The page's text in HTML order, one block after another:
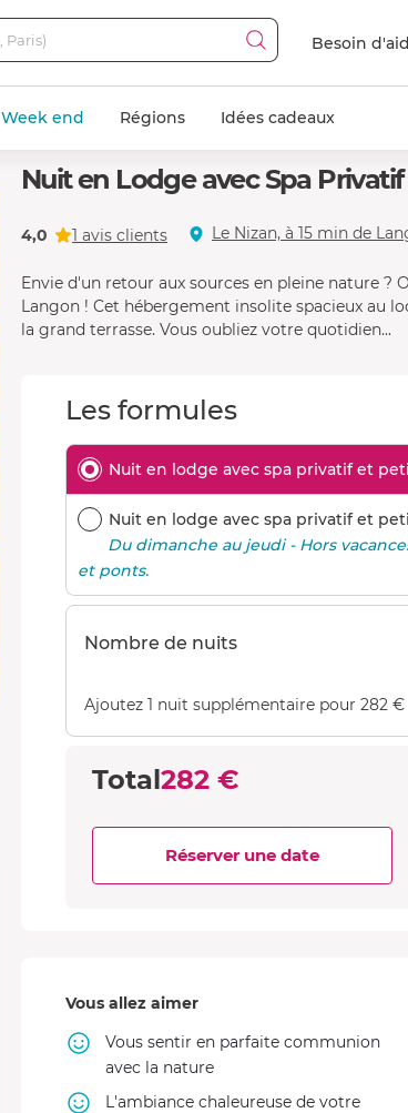
Besoin
Week end Régions Idées cadeaux
Nuit en Lodge avec Spa
4,0 1 avis clients Le Nizan, à 15 min de
Envie d'un retour aux sources en pleine nature ?
Langon ! Cet hébergement insolite spacieux au
la grand terrasse. Vous oubliez votre quotidien...
Les formules
Nuit en lodge avec spa privatif et
Nuit en lodge avec spa privatif et
Du dimanche au jeudi - Hors
et ponts.
Nombre de nuits
Ajoutez 1 nuit supplémentaire pour 282 €
Total282 €
Réserver une date
Vous allez aimer
Vous sentir en parfaite communion
avec la nature
L'ambiance chaleureuse de votre